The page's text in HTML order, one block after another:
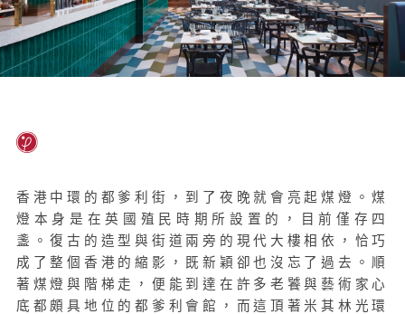
香港中環的都爹利街，到了夜晚就會亮起煤燈。煤
燈本身是在英國殖民時期所設置的，目前僅存四
盞。復古的造型與街道兩旁的現代大樓相依，恰巧
成了整個香港的縮影，既新穎卻也沒忘了過去。順
著煤燈與階梯走，便能到達在許多老饕與藝術家心
底都頗具地位的都爹利會館，而這頂著米其林光環